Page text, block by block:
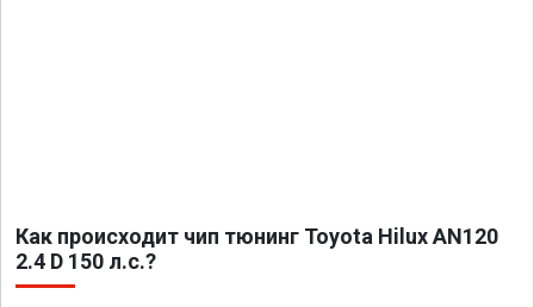
Как происходит чип тюнинг Toyota Hilux AN120
2.4 D 150 л.с.?